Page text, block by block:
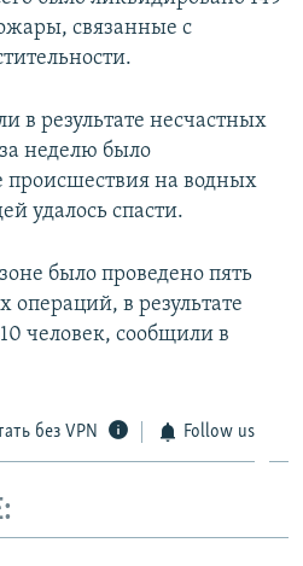
связанные с
в результате несчастных
неделю было
происшествия на водных
удалось спасти.
было проведено пять
операций, в результате
человек, сообщили в
без VPN Follow us